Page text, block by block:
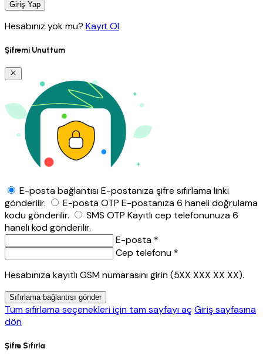
Giriş Yap
Hesabınız yok mu? Kayıt Ol
Şifremi Unuttum
E-posta bağlantısıE-postanıza şifre sıfırlama linki
gönderilir.
E-posta OTP E-postanıza 6 haneli doğrulama
kodu gönderilir.
SMS OTP Kayıtlı cep telefonunuza 6
haneli kod gönderilir.
E-posta *
Cep telefonu *
Hesabınıza kayıtlı GSM numarasını girin (5XX XXX XX XX).
Sıfırlama bağlantısı gönder
Tüm sıfırlama seçenekleri için tam sayfayı açGiriş sayfasına
dön
Şifre Sıfırla